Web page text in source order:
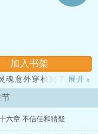
加入书架
魂意外穿梭到了一百年
的好梦被冰冷的现实
，生活在阴影之中。
展开 »
节
六章 不信任和猜疑